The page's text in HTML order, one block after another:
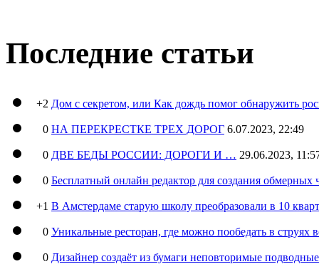
Последние статьи
+2 Дом с секретом, или Как дождь помог обнаружить
0 НА ПЕРЕКРЕСТКЕ ТРЕХ ДОРОГ 6.07.2023, 22:49
0 ДВЕ БЕДЫ РОССИИ: ДОРОГИ И … 29.06.2023,
0 Бесплатный онлайн редактор для создания обмерных
+1 В Амстердаме старую школу преобразовали в 10
0 Уникальные ресторан, где можно пообедать в струях
0 Дизайнер создаёт из бумаги неповторимые